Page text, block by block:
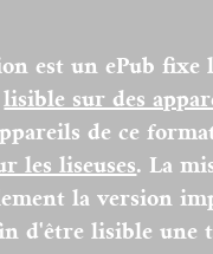
est un ePub fixe
lisible sur des
de ce
les liseuses. La
la version
d'être lisible une